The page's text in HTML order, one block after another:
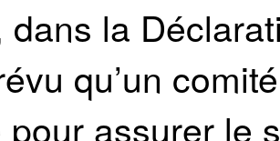
dans la
qu’un
pour assurer le